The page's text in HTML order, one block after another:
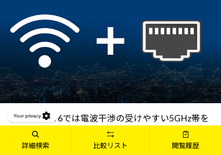
従来のWi-Fi 6では電波干渉の受けやすい5GHz帯を
使用していましたが、新たに対応したWi-Fi 6Eでは
電波干渉の受けにくい6GHz帯に対応することで、
詳細検索 比較リスト 閲覧履歴